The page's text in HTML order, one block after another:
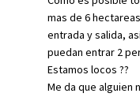
mas de 6
entrada y salida,
puedan entrar 2
Estamos locos ??
Me da que alguien